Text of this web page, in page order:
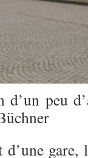
peu
gare,